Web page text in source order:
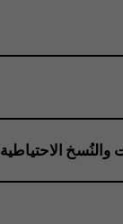
والنُسخ الاحتياطية